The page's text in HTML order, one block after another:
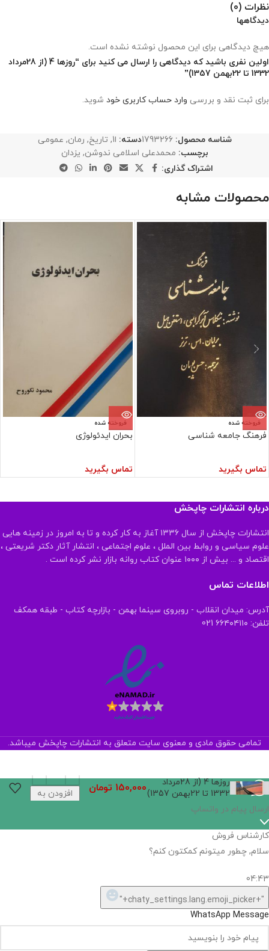
نظرات (0)
دیدگاهها
هیچ دیدگاهی برای این محصول نوشته نشده است.
اولین نفری باشید که دیدگاهی را ارسال می کنید برای “روزها 4 (از 28مرداد
1332 تا 22بهمن 1357)”
برای ثبت نقد و بررسی وارد حساب کاربری خود شوید.
شناسه محصول:1793266دسته: ا1 , تاریخ, رمان, عمومی
برچسب: محمدعلی اسلامی ندوشن, یزدان
اشتراک گذاری:
محصولات مشابه
فروخته شده
فرهنگ جامعه شناسی
تماس بگیرید
فروخته شده
بحران ایدئولوژی
تماس بگیرید
درباره انتشارات چاپخش
انتشارات چاپخش از سال ۱۳۳۶ آغاز به کار کرده و تا به امروز در زمینه هایی
علوم سیاسی و روابط بین الملل ، علوم اجتماعی ، انتشار آثار دکتر شریعتی ،
اقتصاد و ... بیش از ۱۰۰۰ عنوان کتاب روانه بازار نشر کرده است .
اطلاعات تماس
آدرس: میدان انقلاب - روبروی سینما بهمن - بازارچه کتاب - طبقه همکف
تلفن: ۶۶۴۰۴۱۱۰ 021
تمامی حقوق مادی و معنوی سایت متعلق به انتشارات چاپخش میباشد.
روزها 4 (از 28مرداد
1332 تا 22بهمن 1357)
150,000 تومان
افزودن به
اگر
نیست,
شاید
بتونیم
تهیه